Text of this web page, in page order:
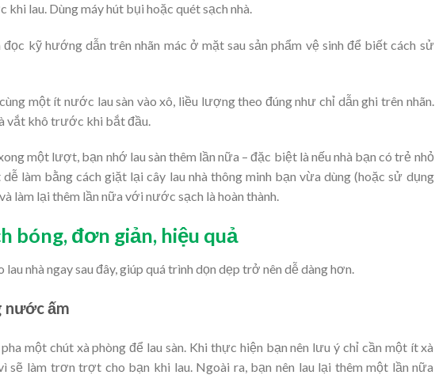
khi lau. Dùng máy hút bụi hoặc quét sạch nhà.
kỹ hướng dẫn trên nhãn mác ở mặt sau sản phẩm vệ sinh để biết cách sử
một ít nước lau sàn vào xô, liều lượng theo đúng như chỉ dẫn ghi trên nhãn.
vắt khô trước khi bắt đầu.
một lượt, bạn nhớ lau sàn thêm lần nữa – đặc biệt là nếu nhà bạn có trẻ nhỏ
làm bằng cách giặt lại cây lau nhà thông minh bạn vừa dùng (hoặc sử dụng
làm lại thêm lần nữa với nước sạch là hoàn thành.
bóng, đơn giản, hiệu quả
nhà ngay sau đây, giúp quá trình dọn dẹp trở nên dễ dàng hơn.
nước ấm
một chút xà phòng để lau sàn. Khi thực hiện bạn nên lưu ý chỉ cần một ít xà
sẽ làm trơn trợt cho bạn khi lau. Ngoài ra, bạn nên lau lại thêm một lần nữa